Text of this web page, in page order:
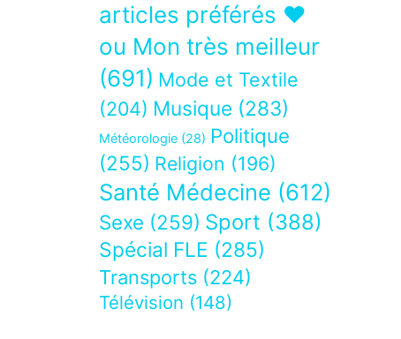
articles préférés ❤
ou Mon très meilleur
(691) Mode et Textile
(204) Musique (283)
Météorologie (28) Politique
(255) Religion (196)
Santé Médecine (612)
Sexe (259) Sport (388)
Spécial FLE (285)
Transports (224)
Télévision (148)